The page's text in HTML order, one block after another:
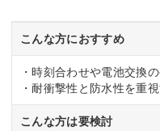
52g
こんな方におすすめ
・時刻合わせや電池交換
・耐衝撃性と防水性を重視
こんな方は要検討